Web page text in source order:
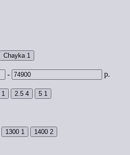
Chayka 1
-
р.
1 2.5 4 5 1
1300 1 1400 2